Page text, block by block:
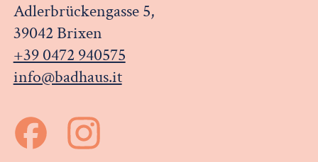
Adlerbrückengasse 5,
39042 Brixen
+39 0472 940575
info@badhaus.it